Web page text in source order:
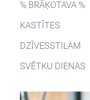
% BRĀĶOTAVA %
KASTĪTES
DZĪVESSTILAM
SVĒTKU DIENAS